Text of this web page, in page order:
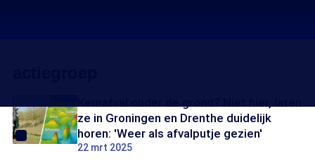
ze in Groningen en Drenthe duidelijk
horen: 'Weer als afvalputje gezien'
22 mrt 2025